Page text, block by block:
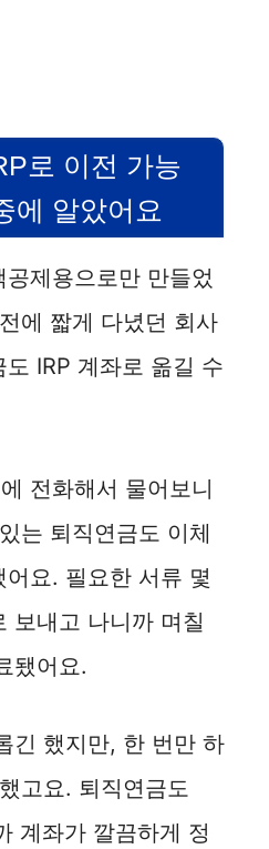
로 이전 가능
에 알았어요
제용으로만 만들었
에 짧게 다녔던 회사
IRP 계좌로 옮길 수
전화해서 물어보니
는 퇴직연금도 이체
요. 필요한 서류 몇
보내고 나니까 며칠
됐어요.
긴 했지만, 한 번만 하
고요. 퇴직연금도
계좌가 깔끔하게 정